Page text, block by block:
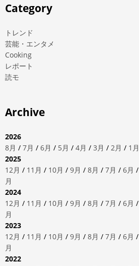
Category
トレンド
芸能・エンタメ
Cooking
レポート
読モ
Archive
2026
8月 / 7月 / 6月 / 5月 / 4月 / 3月 / 2月 / 1月
2025
12月 / 11月 / 10月 / 9月 / 8月 / 7月 / 6月 /
月
2024
12月 / 11月 / 10月 / 9月 / 8月 / 7月 / 6月 /
月
2023
12月 / 11月 / 10月 / 9月 / 8月 / 7月 / 6月 /
月
2022